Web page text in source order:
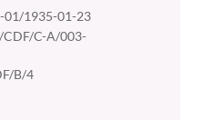
01/1935-01-23
CDF/C-A/003-
B/4